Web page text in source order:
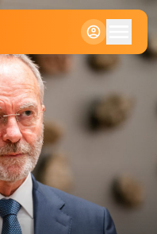
Klein
Standaard
Groot